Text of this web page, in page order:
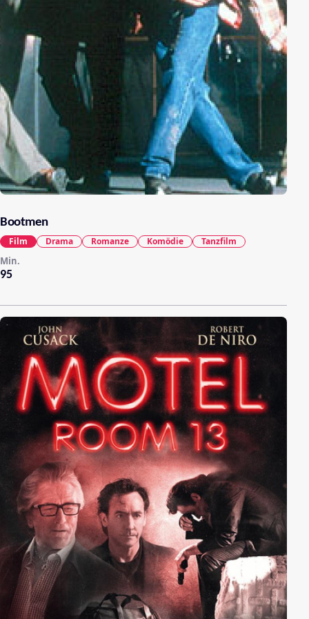
Bootmen
95
Min.
Film Drama Romanze Komödie Tanzfilm